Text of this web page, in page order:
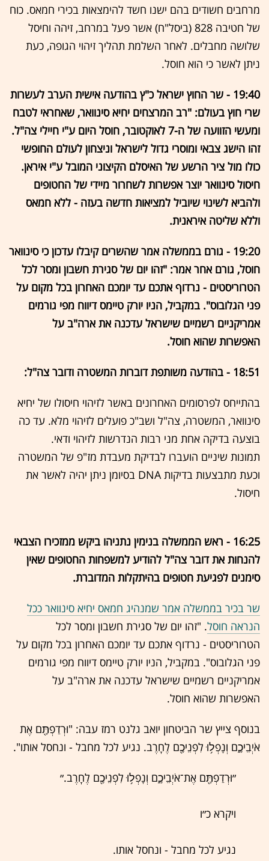
מרחבים חשודים בהם ישנו חשד להימצאות בכירי חמאס. כוח
של חטיבה 828 (ביסל"ח) אשר פעל במרחב, זיהה וחיסל
שלושה מחבלים. לאחר השלמת תהליך זיהוי הגופה, כעת
ניתן לאשר כי הוא חוסל.
19:40 - שר החוץ ישראל כ"ץ בהודעה אישית הערב לעשרות
שרי חוץ בעולם: "רב המרצחים יחיא סינוואר, שאחראי לטבח
ומעשי הזוועה של ה-7 לאוקטובר, חוסל היום ע"י חיילי צה"ל.
זהו הישג צבאי ומוסרי גדול לישראל וניצחון לעולם החופשי
כולו מול ציר הרשע של האיסלם הקיצוני המובל ע"י איראן.
חיסול סינוואר יוצר אפשרות לשחרור מיידי של החטופים
ולהביא לשינוי שיוביל למציאות חדשה בעזה - ללא חמאס
וללא שליטה איראנית.
19:20 - גורם בממשלה אמר שהשרים קיבלו עדכון כי סינוואר
חוסל, גורם אחר אמר: "זהו יום של סגירת חשבון ומסר לכל
הטרוריסטים - נרדוף אתכם עד יומכם האחרון בכל מקום על
פני הגלובוס". במקביל, הניו יורק טיימס דיווח מפי גורמים
אמריקניים רשמיים שישראל עדכנה את ארה"ב על
האפשרות שהוא חוסל.
18:51 - בהודעה משותפת דוברות המשטרה ודובר צה"ל:
בהתייחס לפרסומים האחרונים באשר לזיהוי חיסולו של יחיא
סינוואר, המשטרה, צה"ל ושב"כ פועלים לזיהוי מלא. עד כה
בוצעה בדיקה אחת מני רבות הנדרשות לזיהוי ודאי.
תמונות שיניים הועברו לבדיקת מעבדת מז"פ של המשטרה
וכעת מתבצעות בדיקות DNA בסיומן ניתן יהיה לאשר את
חיסול.
16:25 - ראש הממשלה בנימין נתניהו ביקש ממזכירו הצבאי
להנחות את דובר צה"ל להודיע למשפחות החטופים שאין
סימנים לפגיעת חטופים בהיתקלות המדוברת.
שר בכיר בממשלה אמר שמנהיג חמאס יחיא סינוואר ככל
הנראה חוסל. "זהו יום של סגירת חשבון ומסר לכל
הטרוריסטים - נרדוף אתכם עד יומכם האחרון בכל מקום על
פני הגלובוס". במקביל, הניו יורק טיימס דיווח מפי גורמים
אמריקניים רשמיים שישראל עדכנה את ארה"ב על
האפשרות שהוא חוסל.
בנוסף צייץ שר הביטחון יואב גלנט רמז עבה: "וּרְדַפְתֶּ֖ם אֶת
אֹיְבֵיכֶ֑ם וְנָפְל֥וּ לִפְנֵיכֶ֖ם לֶחָֽרֶב. נגיע לכל מחבל - ונחסל אותו".
״וּרְדַפְתֶּ֖ם אֶת־אֹיְבֵיכֶ֑ם וְנָפְל֥וּ לִפְנֵיכֶ֖ם לֶחָֽרֶב.״
ויקרא כ״ו
נגיע לכל מחבל - ונחסל אותו.